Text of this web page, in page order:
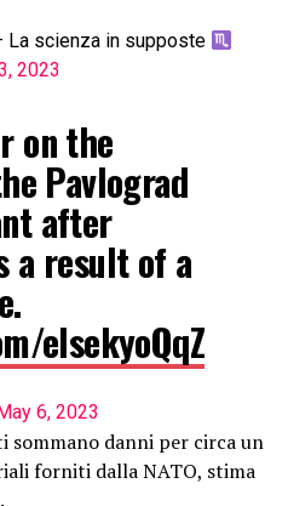
scienza in supposte
2023
on the
Pavlograd
after
a result of a
eIsekyoQqZ
May 6, 2023
sommano danni per circa un
forniti dalla NATO, stima